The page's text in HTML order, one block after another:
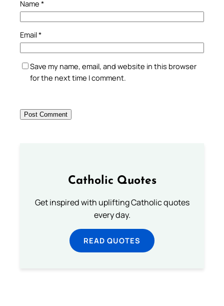
Name *
Email*
Save my name, email, and website in this browser
for the next time I comment.
Catholic Quotes
Get inspired with uplifting Catholic quotes
every day.
READ QUOTES